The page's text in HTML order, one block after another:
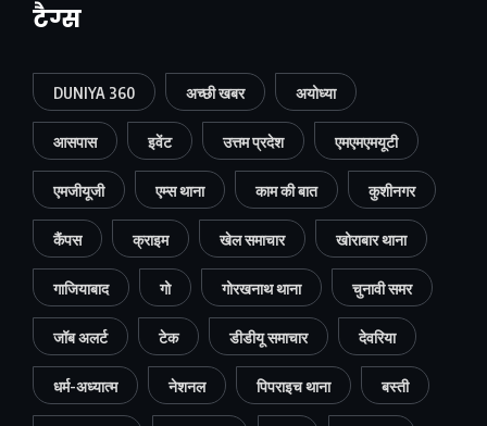
टैग्स
DUNIYA 360 अच्छी खबर अयोध्या
आसपास इवेंट उत्तम प्रदेश एमएमएमयूटी
एमजीयूजी एम्स थाना काम की बात कुशीनगर
कैंपस क्राइम खेल समाचार खोराबार थाना
गाजियाबाद गो गोरखनाथ थाना चुनावी समर
जॉब अलर्ट टेक डीडीयू समाचार देवरिया
धर्म-अध्यात्म नेशनल पिपराइच थाना बस्ती